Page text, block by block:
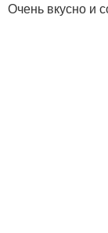
Очень вкусно и